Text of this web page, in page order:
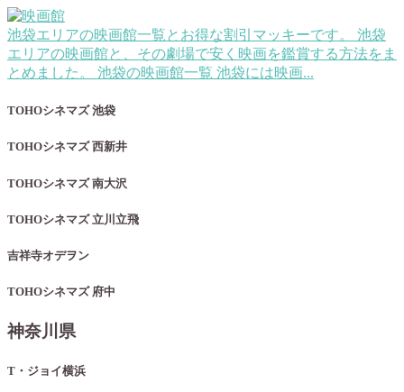
池袋エリアの映画館一覧とお得な割引 マッキーです。 池袋
エリアの映画館と、その劇場で安く映画を鑑賞する方法をま
とめました。 池袋の映画館一覧 池袋には映画...
TOHOシネマズ 池袋
TOHOシネマズ 西新井
TOHOシネマズ 南大沢
TOHOシネマズ 立川立飛
吉祥寺オデヲン
TOHOシネマズ 府中
神奈川県
T・ジョイ横浜